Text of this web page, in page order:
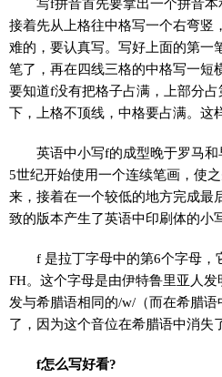
写f拼音首先要拿出一个拼音本
接着先从上格往中格写一个右弯竖
难的，要认真写。写好上面的第一
笔了，再在四线三格的中格写一短
要知道f没有把格子占满，上部分
下，上格不顶线，中格要占满。这
英语中小写f的成型晚于罗马
5世纪开始使用一个连续笔画，使
来，接着在一个较低的地方完成最
致的版本产生了英语中印刷体的小
f 是拉丁字母中的第6个字母，
FH。这个字母是由伊特鲁里亚人
发与希腊语相同的/w/（而在希腊
了，因为这个音位在希腊语中消失
f怎么写好看?